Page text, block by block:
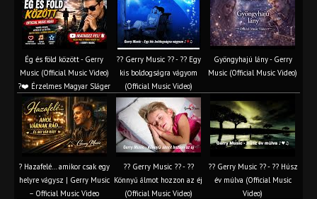
Ég és föld között - Gerry
Music (Official Music Video)
?❤️ Érzelmes Magyar Sláger
?? Gerry Music ?? - ?? Egy
kis boldogságra vágyom
(Official Music Video)
Gyöngyhajú lány - Gerry
Music (Official Music Video)
? Hazafelé… amikor csak egy
helyre vágysz | Gerry Music
– Official Music Video
?? Gerry Music ?? - ??
Könnyű álmot hozzon az éj
(Official Music Video)
?? Gerry Music ?? - ?? Húsz
év múlva (Official Music
Video)